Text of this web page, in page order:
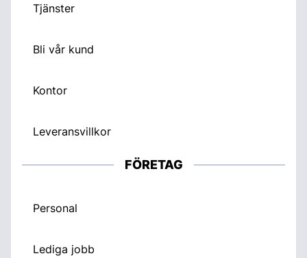
Tjänster
Bli vår kund
Kontor
Leveransvillkor
FÖRETAG
Personal
Lediga jobb